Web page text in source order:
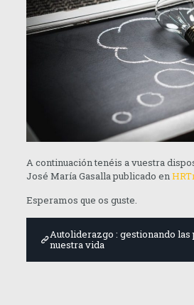
A continuación tenéis a vuestra
José María Gasalla publicado en
Esperamos que os guste.
Autoliderazgo : gestionando las
nuestra vida